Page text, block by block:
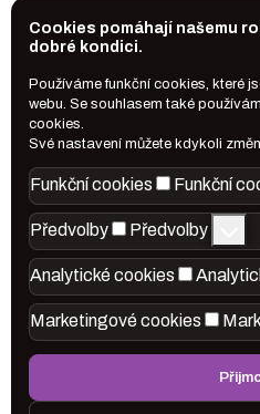
Cookies pomáhají našemu
dobré kondici.
Používáme funkční cookies, které
webu. Se souhlasem také
cookies.
Své nastavení můžete kdykoli
Funkční cookies Funkční
Předvolby Předvolby
Analytické cookies
Marketingové cookies